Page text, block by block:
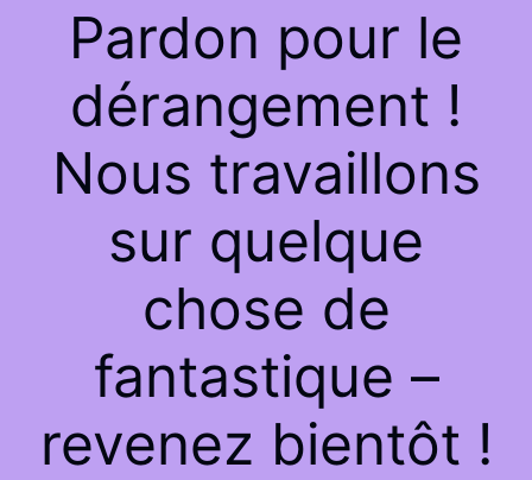
Pardon pour le
dérangement !
Nous travaillons
sur quelque
chose de
fantastique –
revenez bientôt !